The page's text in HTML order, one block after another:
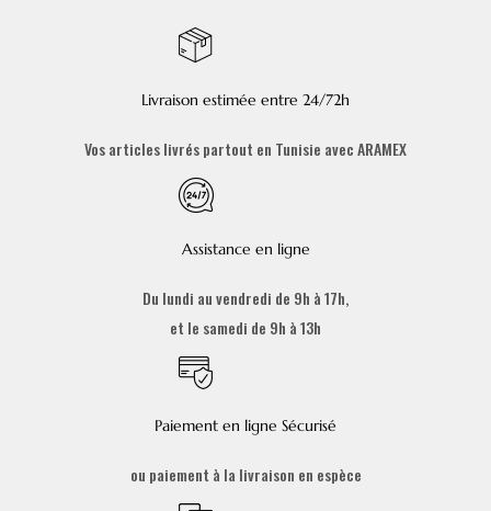
Livraison estimée entre 24/72h
Vos articles livrés partout en Tunisie avec ARAMEX
Assistance en ligne
Du lundi au vendredi de 9h à 17h,
et le samedi de 9h à 13h
Paiement en ligne Sécurisé
ou paiement à la livraison en espèce